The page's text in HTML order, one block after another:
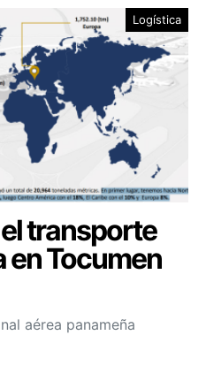
Logística
transporte
en Tocumen
aérea panameña